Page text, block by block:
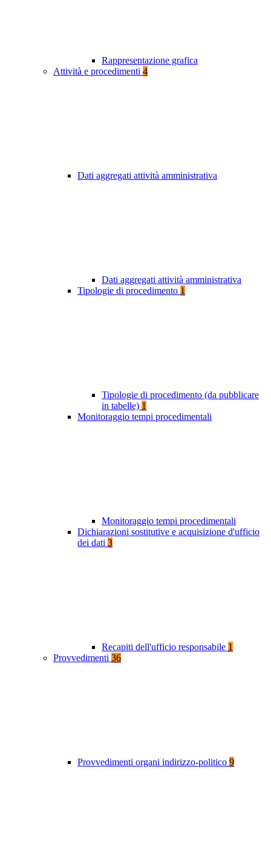
Rappresentazione grafica
Attività e procedimenti 4
Dati aggregati attività amministrativa
Dati aggregati attività amministrativa
Tipologie di procedimento 1
Tipologie di procedimento (da pubblicare
in tabelle) 1
Monitoraggio tempi procedimentali
Monitoraggio tempi procedimentali
Dichiarazioni sostitutive e acquisizione d'ufficio
dei dati 3
Recapiti dell'ufficio responsabile 1
Provvedimenti 36
Provvedimenti organi indirizzo-politico 9